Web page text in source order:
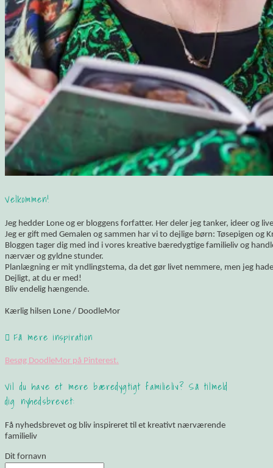
Velkommen!
Jeg hedder Lone og er bloggens forfatter. Her deler jeg tanker, ideer og
Jeg er gift med Gemalen og sammen har vi to dejlige børn: Tøsepigen og
Bloggen tager dig med ind i vores kreative bæredygtige familieliv og
nærvær og gyldne stunder.
Planlægning er mit yndlingstema, da det gør livet nemmere, men jeg
Dejligt, at du er med!
Bliv endelig hængende.
Kærlig hilsen Lone / DoodleMor
Få mere inspiration
Besøg DoodleMor på Pinterest.
Vil du have et mere bæredygtigt familieliv? Så tilmeld
dig nyhedsbrevet:
Få nyhedsbrevet og bliv inspireret til et kreativt nærværende
familieliv
Dit fornavn